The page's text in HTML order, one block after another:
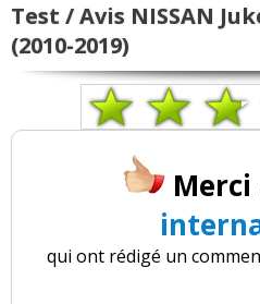
Test / Avis NISSAN
(2010-2019)
qui ont rédigé un